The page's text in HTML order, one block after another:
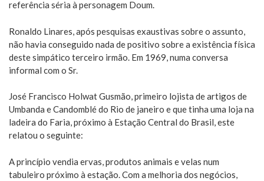
referência séria à personagem Doum.
Ronaldo Linares, após pesquisas exaustivas sobre o assunto,
não havia conseguido nada de positivo sobre a existência física
deste simpático terceiro irmão. Em 1969, numa conversa
informal com o Sr.
José Francisco Holwat Gusmão, primeiro lojista de artigos de
Umbanda e Candomblé do Rio de janeiro e que tinha uma loja na
ladeira do Faria, próximo à Estação Central do Brasil, este
relatou o seguinte:
A princípio vendia ervas, produtos animais e velas num
tabuleiro próximo à estação. Com a melhoria dos negócios,